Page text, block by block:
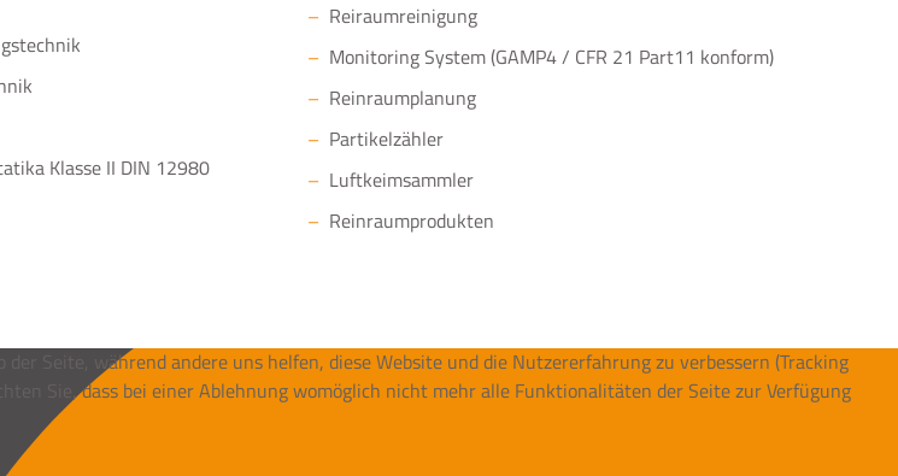
Klasse II DIN 12980
Reiraumreinigung
Monitoring System (GAMP4 / CFR 21 Part11 konform)
Reinraumplanung
Partikelzähler
Luftkeimsammler
Reinraumprodukten
Seite, während andere uns helfen, diese Website und die Nutzererfahrung zu verbessern (Tracking
Sie, dass bei einer Ablehnung womöglich nicht mehr alle Funktionalitäten der Seite zur Verfügung